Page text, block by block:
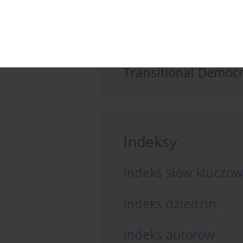
The Politicisation
Programmes:
Priority? The Case
Transitional
Indeksy
Indeks słów
Indeks dziedzin
Indeks autorów